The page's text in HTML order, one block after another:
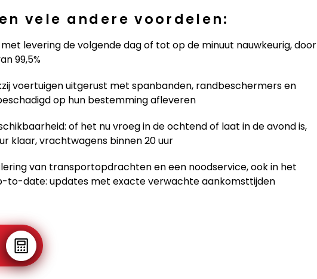
vele andere voordelen:
met levering de volgende dag of tot op de minuut nauwkeurig, door
99,5%
voertuigen uitgerust met spanbanden, randbeschermers en
op hun bestemming afleveren
of het nu vroeg in de ochtend of laat in de avond is,
klaar, vrachtwagens binnen 20 uur
van transportopdrachten en een noodservice, ook in het
to-date: updates met exacte verwachte aankomsttijden